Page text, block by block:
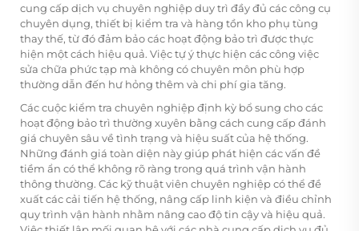
cung cấp dịch vụ chuyên nghiệp duy trì đầy đủ các công cụ
chuyên dụng, thiết bị kiểm tra và hàng tồn kho phụ tùng
thay thế, từ đó đảm bảo các hoạt động bảo trì được thực
hiện một cách hiệu quả. Việc tự ý thực hiện các công việc
sửa chữa phức tạp mà không có chuyên môn phù hợp
thường dẫn đến hư hỏng thêm và chi phí gia tăng.
Các cuộc kiểm tra chuyên nghiệp định kỳ bổ sung cho các
hoạt động bảo trì thường xuyên bằng cách cung cấp đánh
giá chuyên sâu về tình trạng và hiệu suất của hệ thống.
Những đánh giá toàn diện này giúp phát hiện các vấn đề
tiềm ẩn có thể không rõ ràng trong quá trình vận hành
thông thường. Các kỹ thuật viên chuyên nghiệp có thể đề
xuất các cải tiến hệ thống, nâng cấp linh kiện và điều chỉnh
quy trình vận hành nhằm nâng cao độ tin cậy và hiệu quả.